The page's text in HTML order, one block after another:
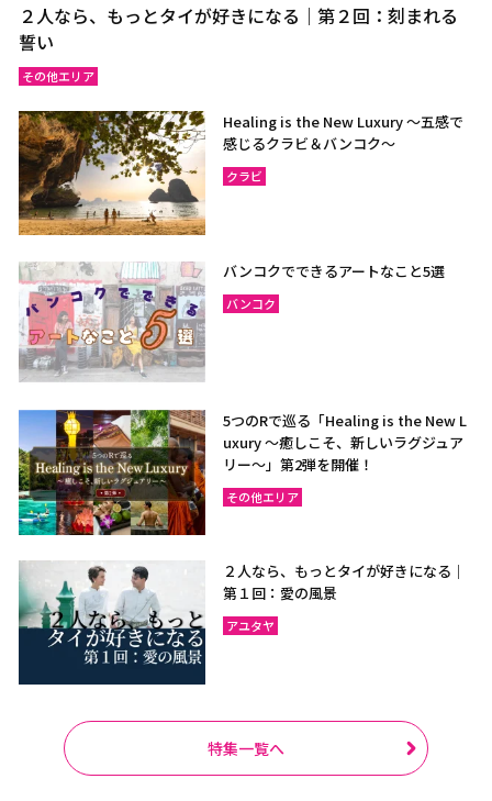
２人なら、もっとタイが好きになる｜第２回：刻まれる
誓い
その他エリア
Healing is the New Luxury ～五感で
感じるクラビ＆バンコク～
クラビ
バンコクでできるアートなこと5選
バンコク
5つのRで巡る「Healing is the New L
uxury ～癒しこそ、新しいラグジュア
リー〜」第2弾を開催！
その他エリア
２人なら、もっとタイが好きになる｜
第１回：愛の風景
アユタヤ
特集一覧へ